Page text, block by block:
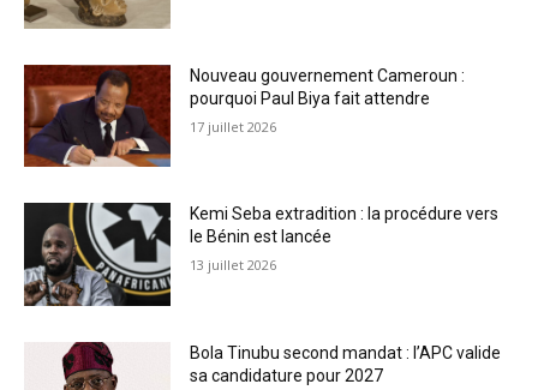
Nouveau gouvernement Cameroun :
pourquoi Paul Biya fait attendre
17 juillet 2026
Kemi Seba extradition : la procédure vers
le Bénin est lancée
13 juillet 2026
Bola Tinubu second mandat : l’APC valide
sa candidature pour 2027